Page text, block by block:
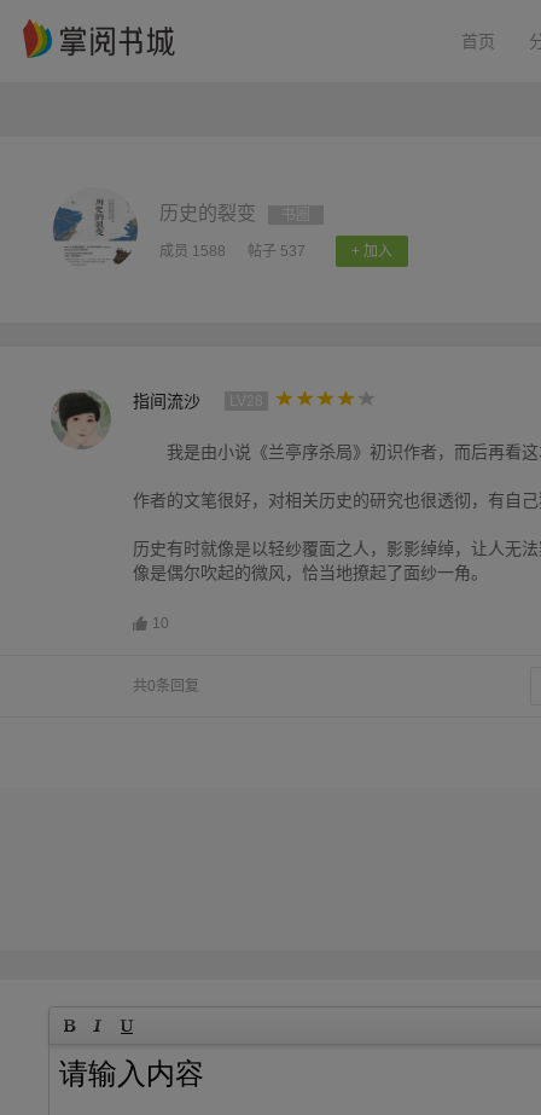
首页
历史的裂变
成员 1588 帖子 537 + 加入
指间流沙
我是由小说《兰亭序杀局》初识作者，而后再看
作者的文笔很好，对相关历史的研究也很透彻，有自
历史有时就像是以轻纱覆面之人，影影绰绰，让人无
像是偶尔吹起的微风，恰当地撩起了面纱一角。
10
共0条回复